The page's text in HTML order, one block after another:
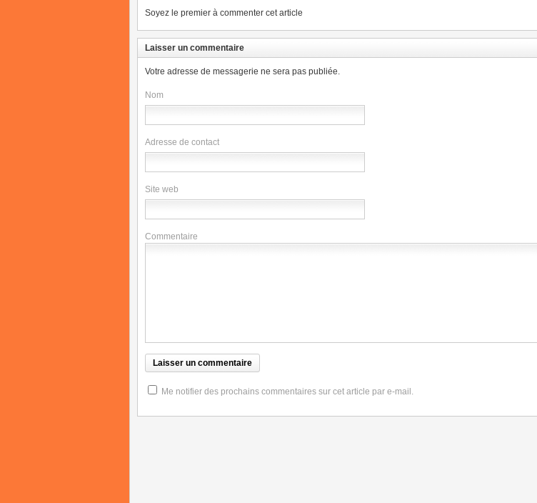
Soyez le premier à commenter cet article
Laisser un commentaire
Votre adresse de messagerie ne sera pas publiée.
Nom
Adresse de contact
Site web
Commentaire
Me notifier des prochains commentaires sur cet article par e-mail.